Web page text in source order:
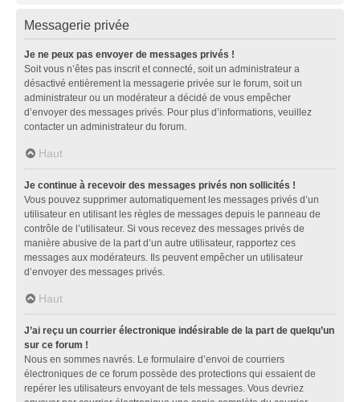
Messagerie privée
Je ne peux pas envoyer de messages privés !
Soit vous n’êtes pas inscrit et connecté, soit un administrateur a
désactivé entièrement la messagerie privée sur le forum, soit un
administrateur ou un modérateur a décidé de vous empêcher
d’envoyer des messages privés. Pour plus d’informations, veuillez
contacter un administrateur du forum.
Haut
Je continue à recevoir des messages privés non sollicités !
Vous pouvez supprimer automatiquement les messages privés d’un
utilisateur en utilisant les règles de messages depuis le panneau de
contrôle de l’utilisateur. Si vous recevez des messages privés de
manière abusive de la part d’un autre utilisateur, rapportez ces
messages aux modérateurs. Ils peuvent empêcher un utilisateur
d’envoyer des messages privés.
Haut
J’ai reçu un courrier électronique indésirable de la part de quelqu’un
sur ce forum !
Nous en sommes navrés. Le formulaire d’envoi de courriers
électroniques de ce forum possède des protections qui essaient de
repérer les utilisateurs envoyant de tels messages. Vous devriez